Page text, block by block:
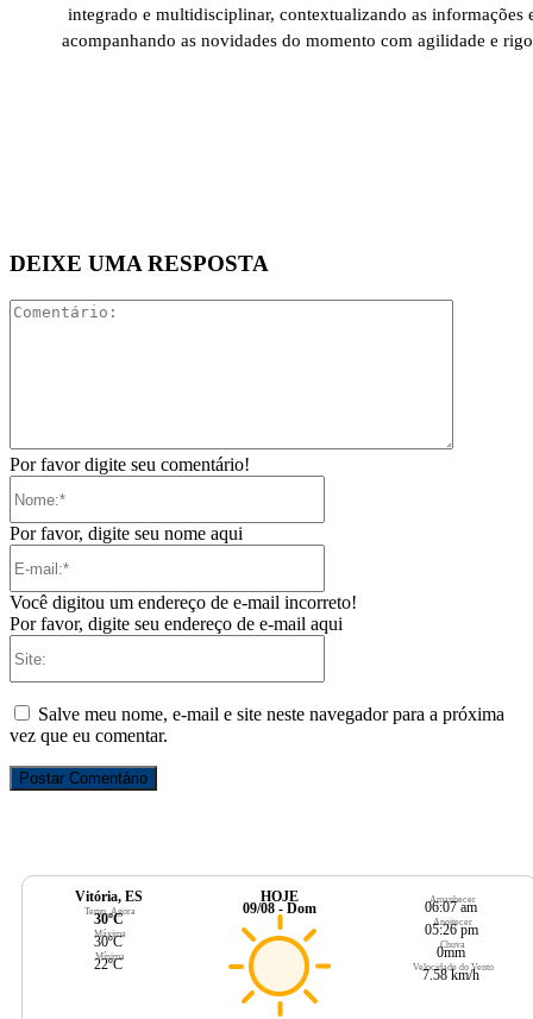
integrado e multidisciplinar, contextualizando as informações
acompanhando as novidades do momento com agilidade e
DEIXE UMA RESPOSTA
Por favor digite seu comentário!
Por favor, digite seu nome aqui
Você digitou um endereço de e-mail incorreto!
Por favor, digite seu endereço de e-mail aqui
Salve meu nome, e-mail e site neste navegador para a próxima
vez que eu comentar.
Vitória, ES
Temp. Agora
30ºC
Máxima
30ºC
Mínima
22ºC
HOJE
09/08 - Dom
Amanhecer
06:07 am
Anoitecer
05:26 pm
Chuva
0mm
Velocidade do Vento
7.58 km/h